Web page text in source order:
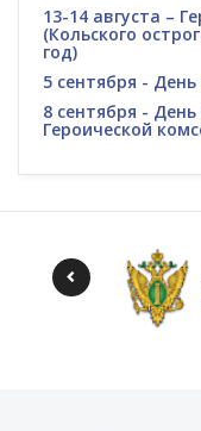
13-14 августа –
(Кольского
год)
5 сентября -
8 сентября -
Героической